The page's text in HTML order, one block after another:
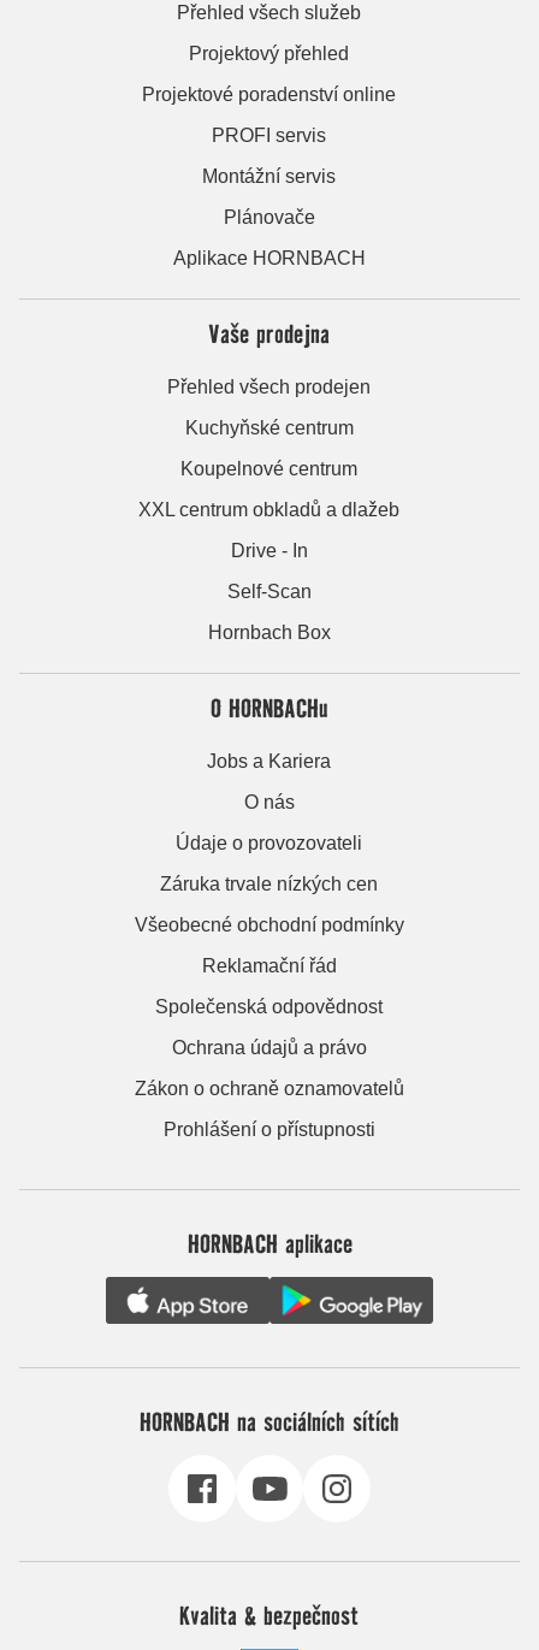
Přehled všech služeb
Projektový přehled
Projektové poradenství online
PROFI servis
Montážní servis
Plánovače
Aplikace HORNBACH
Vaše prodejna
Přehled všech prodejen
Kuchyňské centrum
Koupelnové centrum
XXL centrum obkladů a dlažeb
Drive - In
Self-Scan
Hornbach Box
O HORNBACHu
Jobs a Kariera
O nás
Údaje o provozovateli
Záruka trvale nízkých cen
Všeobecné obchodní podmínky
Reklamační řád
Společenská odpovědnost
Ochrana údajů a právo
Zákon o ochraně oznamovatelů
Prohlášení o přístupnosti
HORNBACH aplikace
HORNBACH na sociálních sítích
Kvalita & bezpečnost